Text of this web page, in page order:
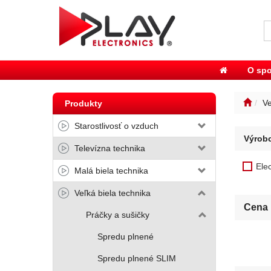
O
Produkty
Starostlivosť o vzduch
Televízna technika
Malá biela technika
Veľká biela technika
Práčky a sušičky
Spredu plnené
Spredu plnené SLIM
Cena